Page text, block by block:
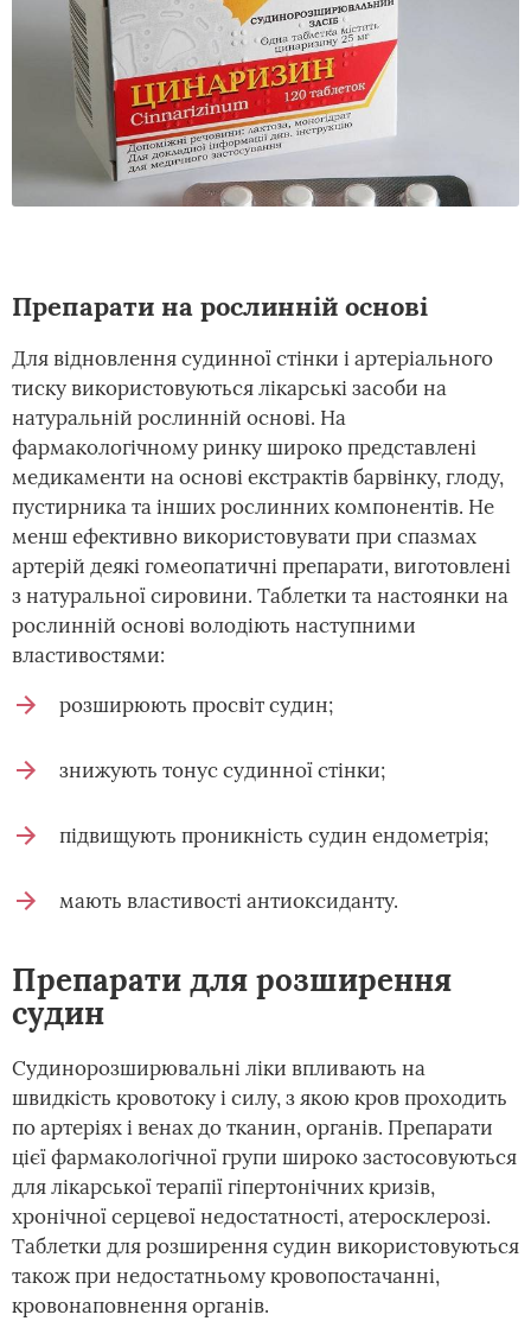
Препарати на рослинній основі
Для відновлення судинної стінки і артеріального
тиску використовуються лікарські засоби на
натуральній рослинній основі. На
фармакологічному ринку широко представлені
медикаменти на основі екстрактів барвінку, глоду,
пустирника та інших рослинних компонентів. Не
менш ефективно використовувати при спазмах
артерій деякі гомеопатичні препарати, виготовлені
з натуральної сировини. Таблетки та настоянки на
рослинній основі володіють наступними
властивостями:
розширюють просвіт судин;
знижують тонус судинної стінки;
підвищують проникність судин ендометрія;
мають властивості антиоксиданту.
Препарати для розширення
судин
Судинорозширювальні ліки впливають на
швидкість кровотоку і силу, з якою кров проходить
по артеріях і венах до тканин, органів. Препарати
цієї фармакологічної групи широко застосовуються
для лікарської терапії гіпертонічних кризів,
хронічної серцевої недостатності, атеросклерозі.
Таблетки для розширення судин використовуються
також при недостатньому кровопостачанні,
кровонаповнення органів.